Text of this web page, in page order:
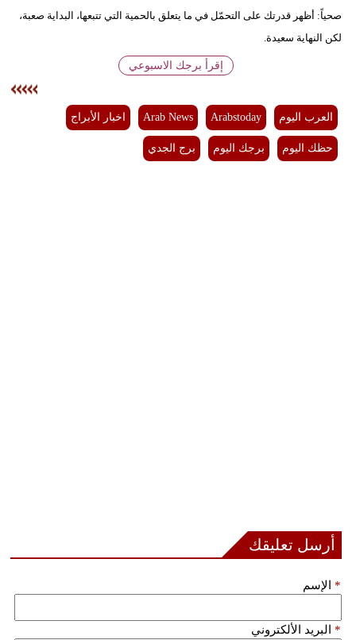
مدوَّنات
فيديو
صحياً: أظهر قدرتك على التحمّل في ما يتعلق بالحمية التي تتبعها، البداية صعبة،
لكن النهاية سعيدة.
إقرأ برجك الاسبوعي
العرب اليوم Arabstoday
Arab News اخبار الأبراج
حظك اليوم برجك اليوم برج الجدي
أرسل تعليقك
الإسم *
البريد الألكتروني *